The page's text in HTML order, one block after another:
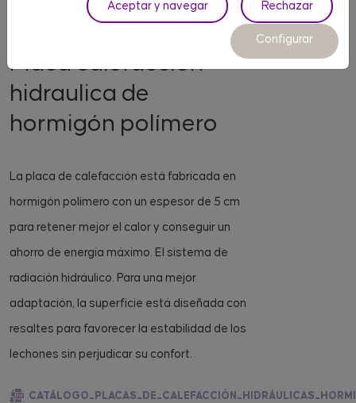
Placa calefacción
hidraulica de
hormigón polímero
La placa de calefacción está fabricada en
hormigón polímero con un espesor de 5 cm
para retener mejor el calor y conseguir un
ahorro de energía máximo. El sistema de
radiación hidráulico. Para una mejor
adaptación, la superficie está diseñada con
resaltes para favorecer la estabilidad de los
lechones sin perjudicar su confort.
Aceptar y navegar Rechazar
Configurar